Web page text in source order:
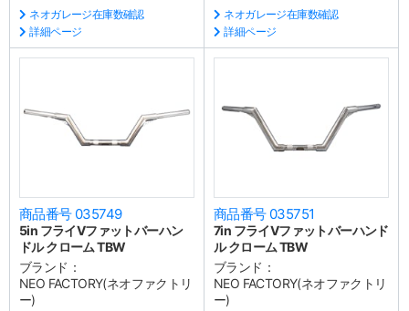
ネオガレージ在庫数確認
詳細ページ
ネオガレージ在庫数確認
詳細ページ
商品番号 035749
5in フライVファットバーハン
ドル クローム TBW
ブランド：
NEO FACTORY(ネオファクトリ
ー)
商品番号 035751
7in フライVファットバーハンド
ル クローム TBW
ブランド：
NEO FACTORY(ネオファクトリ
ー)